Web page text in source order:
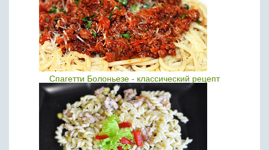
Спагетти Болоньезе - классический рецепт